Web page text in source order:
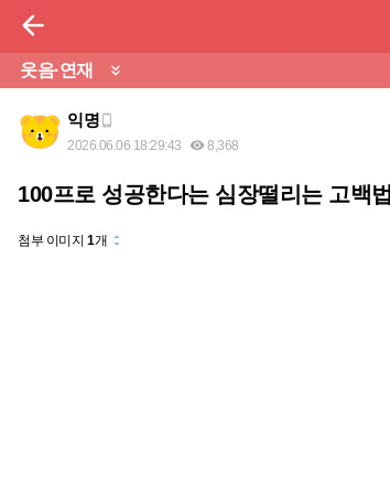

웃음·연재 
익명 
2026.06.06 18:29:43
 8,368
100프로 성공한다는 심장떨리는 고백법
첨부 이미지1개 unfold_more